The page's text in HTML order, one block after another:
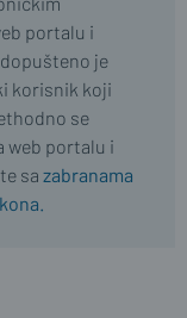
portalu i
je
korisnik koji
se
web portalu i
sa zabranama